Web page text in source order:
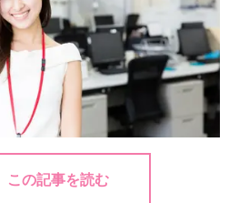
この記事を読む